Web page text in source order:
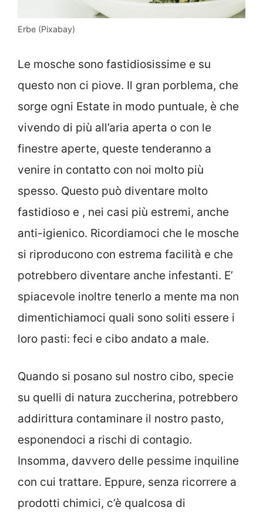
Erbe (Pixabay)
Le mosche sono fastidiosissime e su
questo non ci piove. Il gran porblema, che
sorge ogni Estate in modo puntuale, è che
vivendo di più all’aria aperta o con le
finestre aperte, queste tenderanno a
venire in contatto con noi molto più
spesso. Questo può diventare molto
fastidioso e , nei casi più estremi, anche
anti-igienico. Ricordiamoci che le mosche
si riproducono con estrema facilità e che
potrebbero diventare anche infestanti. E’
spiacevole inoltre tenerlo a mente ma non
dimentichiamoci quali sono soliti essere i
loro pasti: feci e cibo andato a male.
Quando si posano sul nostro cibo, specie
su quelli di natura zuccherina, potrebbero
addirittura contaminare il nostro pasto,
esponendoci a rischi di contagio.
Insomma, davvero delle pessime inquiline
con cui trattare. Eppure, senza ricorrere a
prodotti chimici, c’è qualcosa di